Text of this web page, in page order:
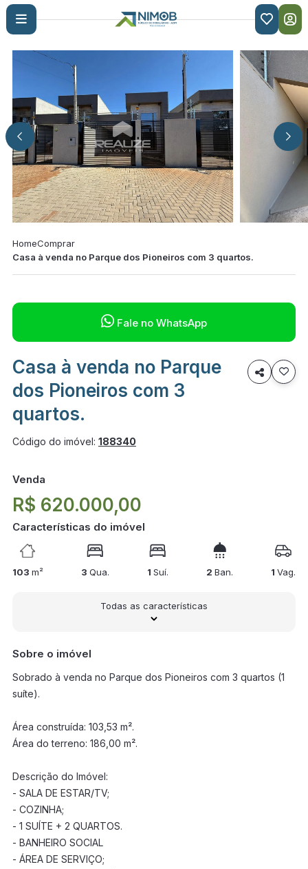

HomeComprar
Casa à venda no Parque dos Pioneiros com 3 quartos.
 Fale no WhatsApp
Casa à venda no Parque
dos Pioneiros com 3
quartos.

Código do imóvel: 188340
Venda
R$ 620.000,00
Características do imóvel
103 m² 3 Qua. 1 Suí. 2Ban. 1Vag.
Todas as características
Sobre o imóvel
Sobrado à venda no Parque dos Pioneiros com 3 quartos (1
suíte).
Área construída: 103,53 m².
Área do terreno: 186,00 m².
Descrição do Imóvel:
- SALA DE ESTAR/TV;
- COZINHA;
- 1 SUÍTE + 2 QUARTOS.
- BANHEIRO SOCIAL
- ÁREA DE SERVIÇO;